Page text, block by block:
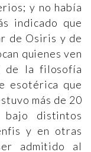
y no había
indicado que
de Osiris y de
quienes ven
de la filosofía
esotérica que
más de 20
bajo distintos
y en otras
admitido al